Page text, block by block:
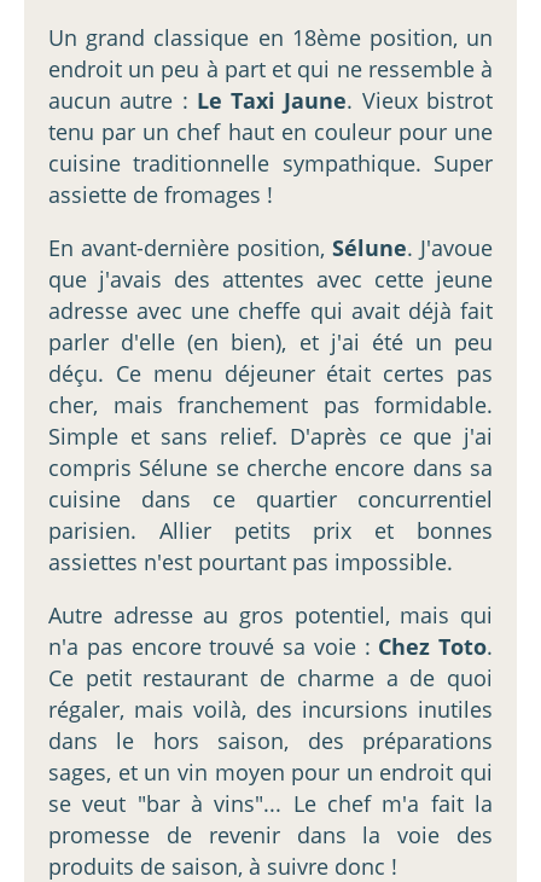
Un grand classique en 18ème position, un
endroit un peu à part et qui ne ressemble à
aucun autre : Le Taxi Jaune. Vieux bistrot
tenu par un chef haut en couleur pour une
cuisine traditionnelle sympathique. Super
assiette de fromages !
En avant-dernière position, Sélune. J'avoue
que j'avais des attentes avec cette jeune
adresse avec une cheffe qui avait déjà fait
parler d'elle (en bien), et j'ai été un peu
déçu. Ce menu déjeuner était certes pas
cher, mais franchement pas formidable.
Simple et sans relief. D'après ce que j'ai
compris Sélune se cherche encore dans sa
cuisine dans ce quartier concurrentiel
parisien. Allier petits prix et bonnes
assiettes n'est pourtant pas impossible.
Autre adresse au gros potentiel, mais qui
n'a pas encore trouvé sa voie : Chez Toto.
Ce petit restaurant de charme a de quoi
régaler, mais voilà, des incursions inutiles
dans le hors saison, des préparations
sages, et un vin moyen pour un endroit qui
se veut "bar à vins"... Le chef m'a fait la
promesse de revenir dans la voie des
produits de saison, à suivre donc !